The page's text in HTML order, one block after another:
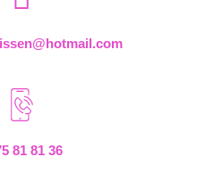
81 81 36